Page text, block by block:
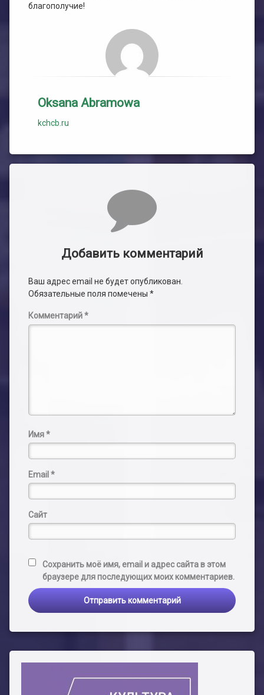
благополучие!
Oksana Abramowa
kchcb.ru
Добавить комментарий
Ваш адрес email не будет опубликован.
Обязательные поля помечены *
Комментарий*
Имя*
Email *
Сайт
Сохранить моё имя, email и адрес сайта в этом
браузере для последующих моих комментариев.